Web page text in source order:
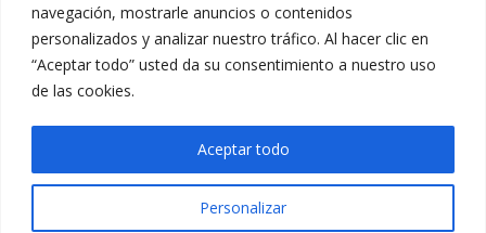
navegación, mostrarle anuncios o contenidos
personalizados y analizar nuestro tráfico. Al hacer clic en
“Aceptar todo” usted da su consentimiento a nuestro uso
de las cookies.
Personalizar
Aceptar todo
968 25 01 20
C/ Huerto de las bombas nº6. 30009 Murcia
Privacidad|